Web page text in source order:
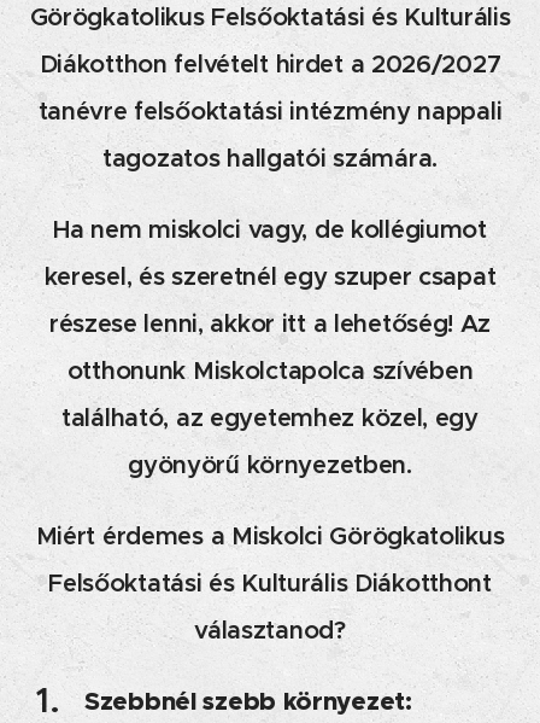
Görögkatolikus Felsőoktatási és Kulturális
Diákotthon felvételt hirdet a 2026/2027
tanévre felsőoktatási intézmény nappali
tagozatos hallgatói számára.
Ha nem miskolci vagy, de kollégiumot
keresel, és szeretnél egy szuper csapat
részese lenni, akkor itt a lehetőség! Az
otthonunk Miskolctapolca szívében
található, az egyetemhez közel, egy
gyönyörű környezetben.
Miért érdemes a Miskolci Görögkatolikus
Felsőoktatási és Kulturális Diákotthont
választanod?
Szebbnél szebb környezet: